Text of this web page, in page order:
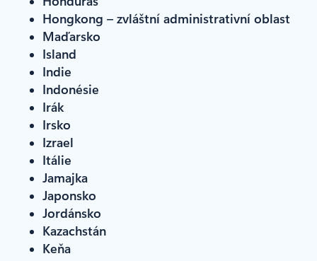
Hongkong – zvláštní administrativní oblast
Maďarsko
Island
Indie
Indonésie
Irák
Irsko
Izrael
Itálie
Jamajka
Japonsko
Jordánsko
Kazachstán
Keňa